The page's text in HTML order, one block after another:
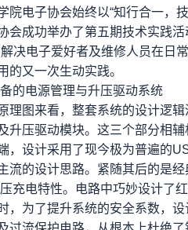
院电子协会始终以“知行合一，
会成功举办了第五期技术实践
决电子爱好者及维修人员在日
的又一次生动实践。
的电源管理与升压驱动系统
理图来看，整套系统的设计逻
升压驱动模块。这三个部分相
，设计采用了现今极为普遍的
流的设计思路。紧随其后的是
充电特性。电路中巧妙设计了
，为了提升系统的安全系数，